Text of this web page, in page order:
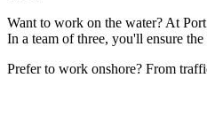
Want to work on the water? At
In a team of three, you'll ensure
Prefer to work onshore? From